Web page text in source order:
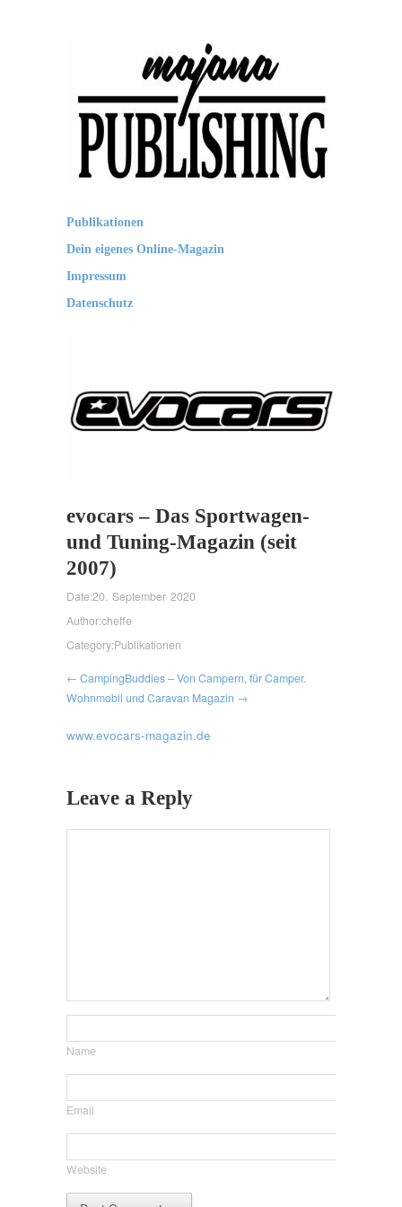
majana
PUBLISHING
Publikationen
Dein eigenes Online-Magazin
Impressum
Datenschutz
evocars – Das Sportwagen-
und Tuning-Magazin (seit
2007)
Date:20. September 2020
Author:cheffe
Category:Publikationen
← CampingBuddies – Von Campern, für Camper.
Wohnmobil und Caravan Magazin →
www.evocars-magazin.de
Leave a Reply
Name
Email
Website